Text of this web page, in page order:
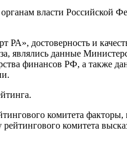
власти Российской
достоверность и
являлись данные
финансов РФ, а также
комитета
комитета